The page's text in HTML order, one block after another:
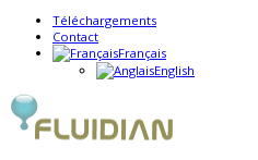
Téléchargements
Contact
Français
English